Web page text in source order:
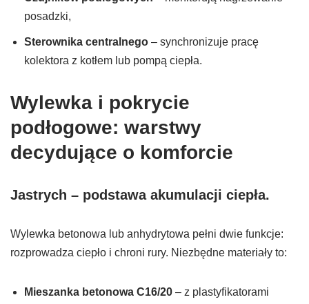
posadzki,
Sterownika centralnego – synchronizuje pracę
kolektora z kotłem lub pompą ciepła.
Wylewka i pokrycie
podłogowe: warstwy
decydujące o komforcie
Jastrych – podstawa akumulacji ciepła.
Wylewka betonowa lub anhydrytowa pełni dwie funkcje:
rozprowadza ciepło i chroni rury. Niezbędne materiały to:
Mieszanka betonowa C16/20 – z plastyfikatorami